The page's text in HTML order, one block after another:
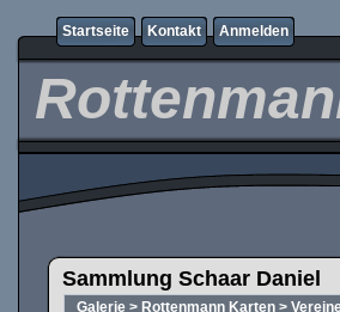
Startseite Kontakt Anmelden
Sammlung Schaar Daniel
Galerie > Rottenmann Karten >